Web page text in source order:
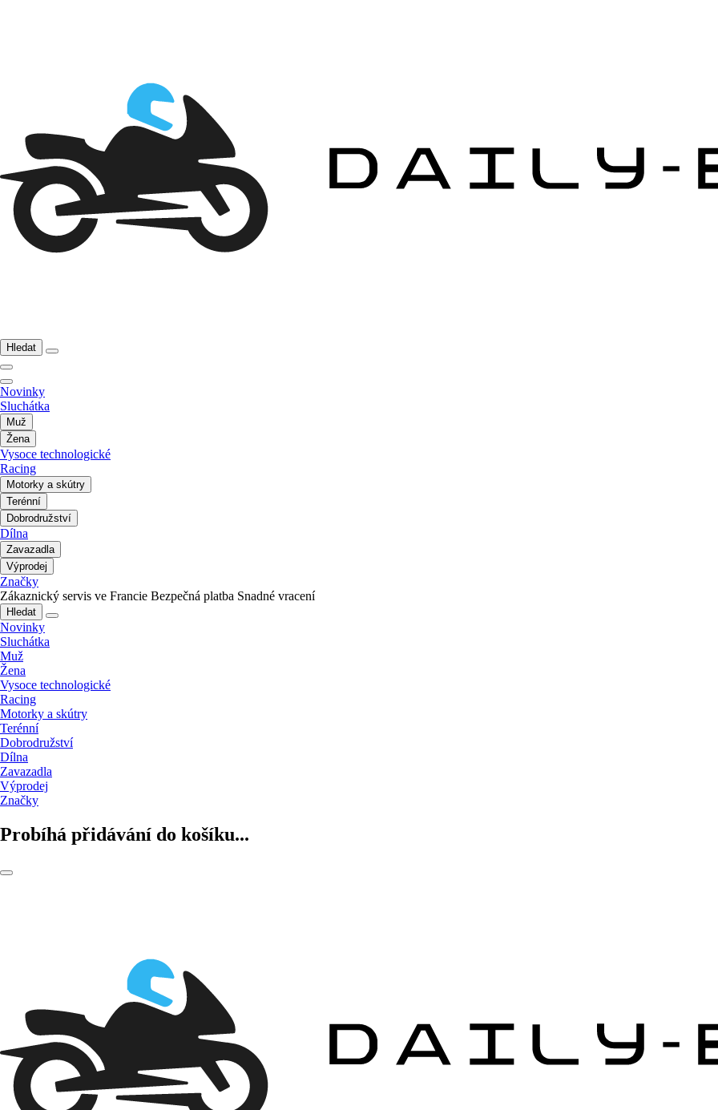
Hledat
Novinky
Sluchátka
Muž
Žena
Vysoce technologické
Racing
Motorky a skútry
Terénní
Dobrodružství
Dílna
Zavazadla
Výprodej
Značky
Zákaznický servis ve Francie Bezpečná platba Snadné vracení
Hledat
Novinky
Sluchátka
Muž
Žena
Vysoce technologické
Racing
Motorky a skútry
Terénní
Dobrodružství
Dílna
Zavazadla
Výprodej
Značky
Probíhá přidávání do košíku...